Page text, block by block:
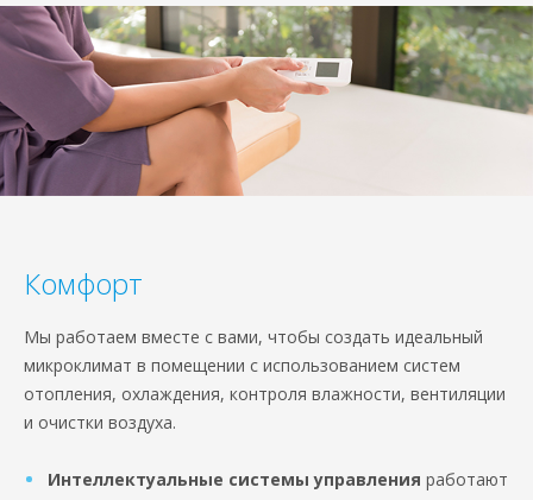
Комфорт
Мы работаем вместе с вами, чтобы создать идеальный
микроклимат в помещении с использованием систем
отопления, охлаждения, контроля влажности, вентиляции
и очистки воздуха.
Интеллектуальные системы управления работают